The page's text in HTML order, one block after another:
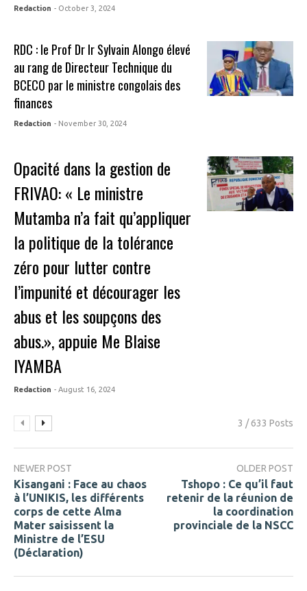
Redaction - October 3, 2024
RDC : le Prof Dr Ir Sylvain Alongo élevé
au rang de Directeur Technique du
BCECO par le ministre congolais des
finances
Redaction - November 30, 2024
Opacité dans la gestion de
FRIVAO: « Le ministre
Mutamba n’a fait qu’appliquer
la politique de la tolérance
zéro pour lutter contre
l’impunité et décourager les
abus et les soupçons des
abus.», appuie Me Blaise
IYAMBA
Redaction - August 16, 2024
3 / 633 Posts
NEWER POST
Kisangani : Face au chaos
à l’UNIKIS, les différents
corps de cette Alma
Mater saisissent la
Ministre de l’ESU
(Déclaration)
OLDER POST
Tshopo : Ce qu’il faut
retenir de la réunion de
la coordination
provinciale de la NSCC